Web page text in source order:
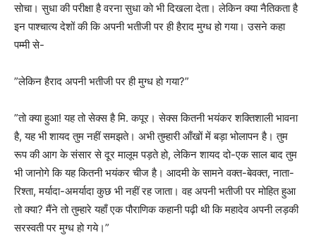
सोचा। सुधा की परीक्षा है वरना सुधा को भी दिखला देता। लेकिन क्या नैतिकता है
इन पाश्चात्य देशों की कि अपनी भतीजी पर ही हैराद मुग्ध हो गया। उसने कहा
पम्मी से-
”लेकिन हैराद अपनी भतीजी पर ही मुग्ध हो गया?”
”तो क्या हुआ! यह तो सेक्स है मि. कपूर। सेक्स कितनी भयंकर शक्तिशाली भावना
है, यह भी शायद तुम नहीं समझते। अभी तुम्हारी आँखों में बड़ा भोलापन है। तुम
रूप की आग के संसार से दूर मालूम पड़ते हो, लेकिन शायद दो-एक साल बाद तुम
भी जानोगे कि यह कितनी भयंकर चीज है। आदमी के सामने वक्त-बेवक्त, नाता-
रिश्ता, मर्यादा-अमर्यादा कुछ भी नहीं रह जाता। वह अपनी भतीजी पर मोहित हुआ
तो क्या? मैंने तो तुम्हारे यहाँ एक पौराणिक कहानी पढ़ी थी कि महादेव अपनी लड़की
सरस्वती पर मुग्ध हो गये।”